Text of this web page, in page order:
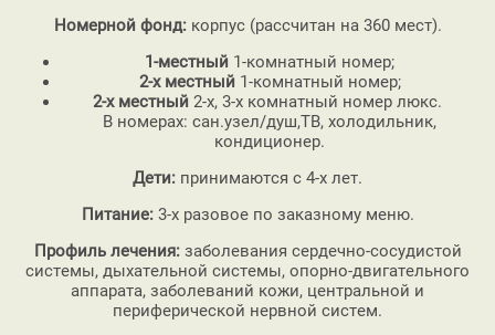
Номерной фонд:корпус (рассчитан на 360 мест).
1-местный 1-комнатный номер;
2-х местный 1-комнатный номер;
2-х местный 2-х, 3-х комнатный номер люкс.
В номерах: сан.узел/душ,ТВ, холодильник,
кондиционер.
Дети: принимаются с 4-х лет.
Питание:3-х разовое по заказному меню.
Профиль лечения:заболевания сердечно-сосудистой
системы, дыхательной системы, опорно-двигательного
аппарата, заболеваний кожи, центральной и
периферической нервной систем.